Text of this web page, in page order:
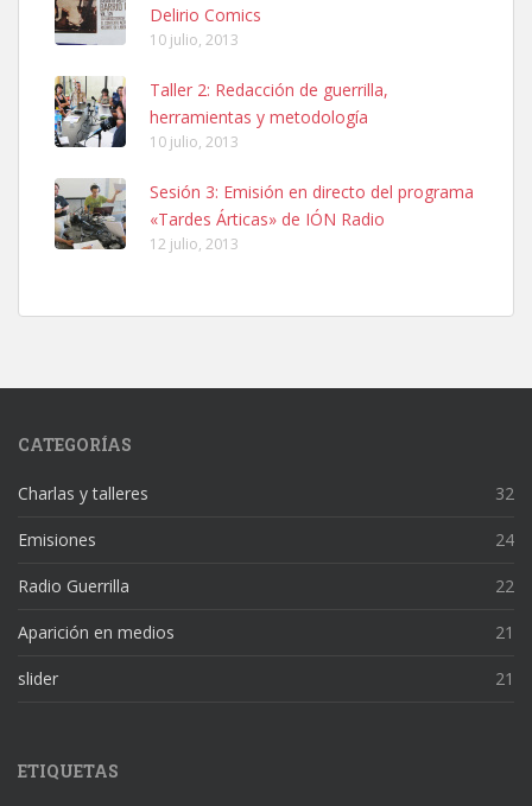
Delirio Comics
10 julio, 2013
Taller 2: Redacción de guerrilla,
herramientas y metodología
10 julio, 2013
Sesión 3: Emisión en directo del programa
«Tardes Árticas» de IÓN Radio
12 julio, 2013
CATEGORÍAS
Charlas y talleres 32
Emisiones 24
Radio Guerrilla 22
Aparición en medios 21
slider 21
ETIQUETAS